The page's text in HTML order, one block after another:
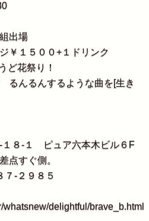
場
００+１ドリンク
祭り！
んするような曲を[生き
１ ピュア六本木ビル６F
ぐ側。
９８５
whatsnew/delightful/brave_b.html